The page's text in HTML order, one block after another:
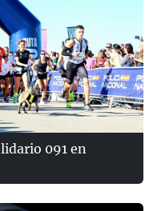
091 en